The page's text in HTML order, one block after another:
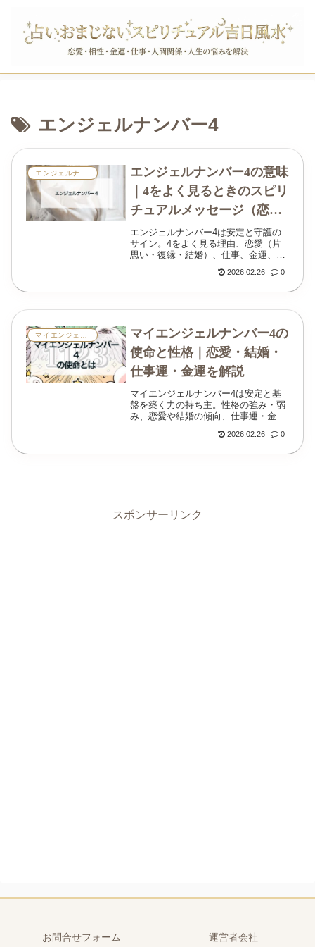
エンジェルナンバー4
エンジェルナンバー
エンジェルナンバー4の意味
｜4をよく見るときのスピリ
チュアルメッセージ（恋
愛・仕事・金運・ツインレ
イ・004）
エンジェルナンバー4は安定と守護の
サイン。4をよく見る理由、恋愛（片
思い・復縁・結婚）、仕事、金運、ツ
2026.02.26 0
マイエンジェルナンバー4の
使命と性格｜恋愛・結婚・
仕事運・金運を解説
マイエンジェルナンバー4は安定と基
盤を築く力の持ち主。性格の強み・弱
み、恋愛や結婚の傾向、仕事運・金運
で詳しく解説します。
2026.02.26 0
スポンサーリンク
お問合せフォーム 運営者会社